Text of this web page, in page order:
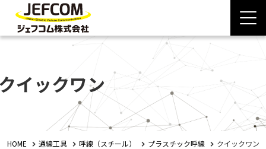
イックワン
HOME 通線工具 呼線（スチール） プラスチック呼線 クイックワン